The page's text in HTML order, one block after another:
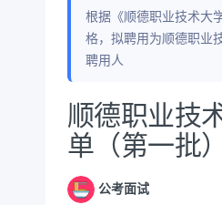
根据《顺德职业技术大
格，拟聘用为顺德职业
聘用人
公告正文
顺德职业技
单（第一批
公考面试